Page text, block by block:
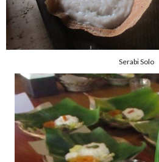
Serabi Solo